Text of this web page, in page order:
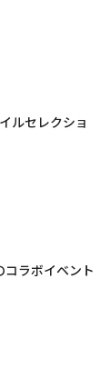
ルセレクショ
ラボイベント